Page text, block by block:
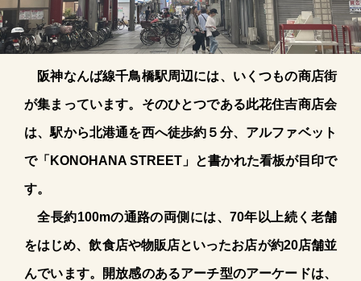
阪神なんば線千鳥橋駅周辺には、いくつもの商店街
が集まっています。そのひとつである此花住吉商店会
は、駅から北港通を西へ徒歩約５分、アルファベット
で「KONOHANA STREET」と書かれた看板が目印で
す。
全長約100mの通路の両側には、70年以上続く老舗
をはじめ、飲食店や物販店といったお店が約20店舗並
んでいます。開放感のあるアーチ型のアーケードは、